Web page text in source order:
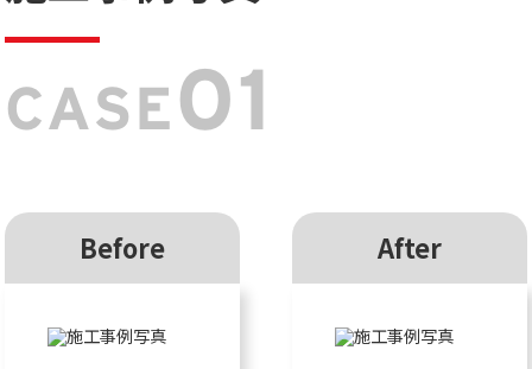
CASE01
Before After